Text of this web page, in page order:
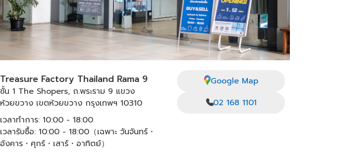
Treasure Factory Thailand Rama 9
ชั้น 1 The Shopers, ถ.พระราม 9 แขวง
ห้วยขวาง เขตห้วยขวาง กรุงเทพฯ 10310
เวลาทำการ: 10:00 - 18:00
เวลารับซื้อ: 10:00 - 18:00（เฉพาะ วันจันทร์・
อังคาร・ศุกร์・เสาร์・อาทิตย์）
Google Map
02 168 1101